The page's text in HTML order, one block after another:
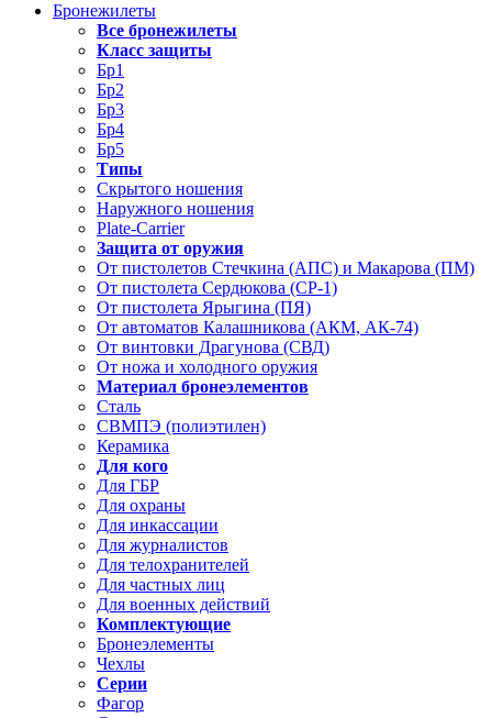
Бронежилеты
Все бронежилеты
Класс защиты
Бр1
Бр2
Бр3
Бр4
Бр5
Типы
Скрытого ношения
Наружного ношения
Plate-Carrier
Защита от оружия
От пистолетов Стечкина (АПС) и Макарова (ПМ)
От пистолета Сердюкова (СР-1)
От пистолета Ярыгина (ПЯ)
От автоматов Калашникова (АКМ, АК-74)
От винтовки Драгунова (СВД)
От ножа и холодного оружия
Материал бронеэлементов
Сталь
СВМПЭ (полиэтилен)
Керамика
Для кого
Для ГБР
Для охраны
Для инкассации
Для журналистов
Для телохранителей
Для частных лиц
Для военных действий
Комплектующие
Бронеэлементы
Чехлы
Серии
Фагор